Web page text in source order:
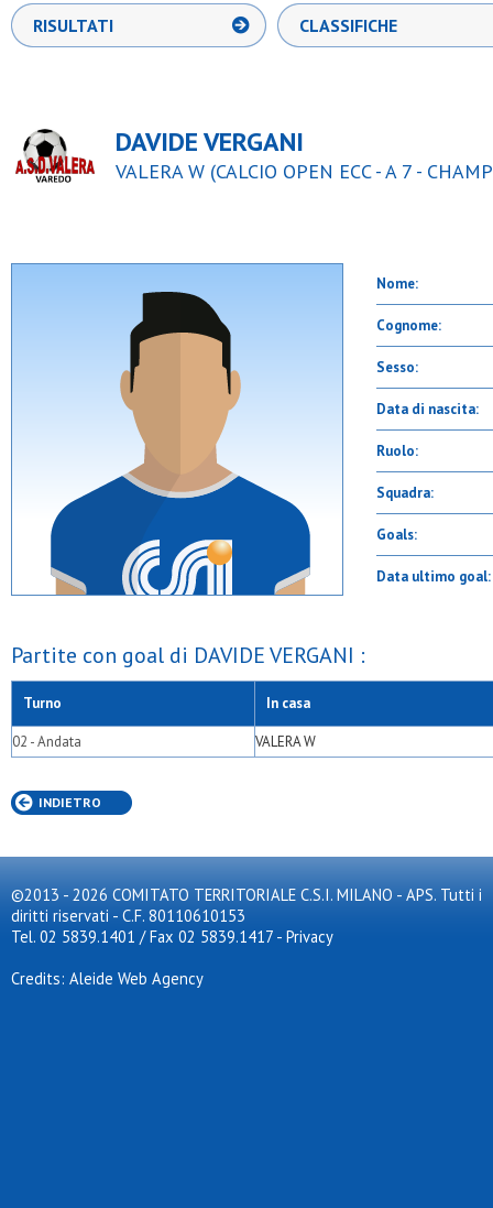
RISULTATI CLASSIFICHE
DAVIDE VERGANI
VALERA W (CALCIO OPEN ECC - A 7 -
Nome:
Cognome:
Sesso:
Data di nascita:
Ruolo:
Squadra:
Goals:
Data ultimo goal:
Partite con goal di DAVIDE VERGANI :
Turno In casa
02 - Andata VALERA W
INDIETRO
©2013 - 2026 COMITATO TERRITORIALE C.S.I. MILANO - APS. Tutti i
diritti riservati - C.F. 80110610153
Tel. 02 5839.1401 / Fax 02 5839.1417 - Privacy
Credits: Aleide Web Agency